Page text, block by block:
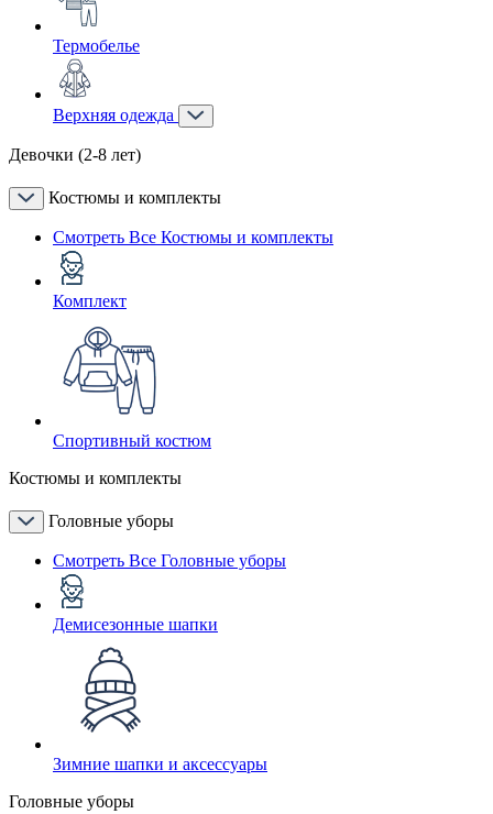
Термобелье
Верхняя одежда
Девочки (2-8 лет)
Костюмы и комплекты
Смотреть Все Костюмы и комплекты
Комплект
Спортивный костюм
Костюмы и комплекты
Головные уборы
Смотреть Все Головные уборы
Демисезонные шапки
Зимние шапки и аксессуары
Головные уборы